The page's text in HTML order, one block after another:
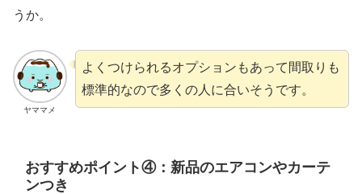
うか。
ヤママメ
よくつけられるオプションもあって間取りも
標準的なので多くの人に合いそうです。
おすすめポイント④：新品のエアコンやカーテ
ンつき